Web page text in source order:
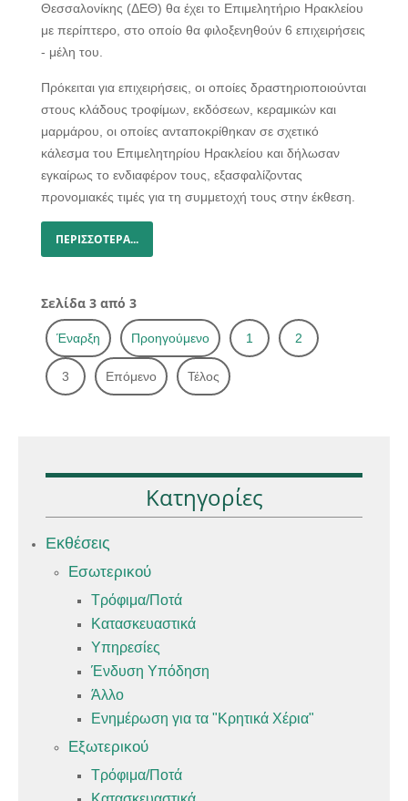
Θεσσαλονίκης (ΔΕΘ) θα έχει το Επιμελητήριο Ηρακλείου
με περίπτερο, στο οποίο θα φιλοξενηθούν 6 επιχειρήσεις
- μέλη του.
Πρόκειται για επιχειρήσεις, οι οποίες δραστηριοποιούνται
στους κλάδους τροφίμων, εκδόσεων, κεραμικών και
μαρμάρου, οι οποίες ανταποκρίθηκαν σε σχετικό
κάλεσμα του Επιμελητηρίου Ηρακλείου και δήλωσαν
εγκαίρως το ενδιαφέρον τους, εξασφαλίζοντας
προνομιακές τιμές για τη συμμετοχή τους στην έκθεση.
ΠΕΡΙΣΣΌΤΕΡΑ...
Σελίδα 3 από 3
Έναρξη Προηγούμενο 1 2
3 Επόμενο Τέλος
Κατηγορίες
Εκθέσεις
Εσωτερικού
Τρόφιμα/Ποτά
Κατασκευαστικά
Υπηρεσίες
Ένδυση Υπόδηση
Άλλο
Ενημέρωση για τα "Κρητικά Χέρια"
Εξωτερικού
Τρόφιμα/Ποτά